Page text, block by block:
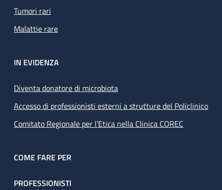
Tumori rari
Malattie rare
IN EVIDENZA
Diventa donatore di microbiota
Accesso di professionisti esterni a strutture del Policlinico
Comitato Regionale per l’Etica nella Clinica COREC
COME FARE PER
PROFESSIONISTI